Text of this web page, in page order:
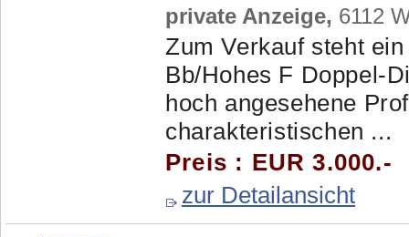
private Anzeige, 6112
Zum Verkauf steht
Bb/Hohes F Doppel-
hoch angesehene
charakteristischen ...
Preis : EUR 3.000.-
zur Detailansicht